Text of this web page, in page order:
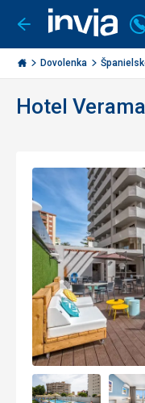
Ísť
späť
Invia.sk
Dovolenka
Hotel